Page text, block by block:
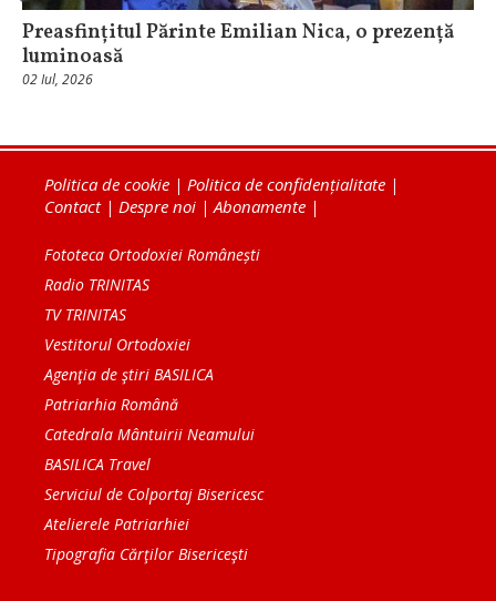
Preasfințitul Părinte Emilian Nica, o prezență
luminoasă
02 Iul, 2026
Politica de cookie | Politica de confidențialitate |
Contact| Despre noi | Abonamente |
Fototeca Ortodoxiei Românești
Radio TRINITAS
TV TRINITAS
Vestitorul Ortodoxiei
Agenţia de ştiri BASILICA
Patriarhia Română
Catedrala Mântuirii Neamului
BASILICA Travel
Serviciul de Colportaj Bisericesc
Atelierele Patriarhiei
Tipografia Cărţilor Bisericeşti